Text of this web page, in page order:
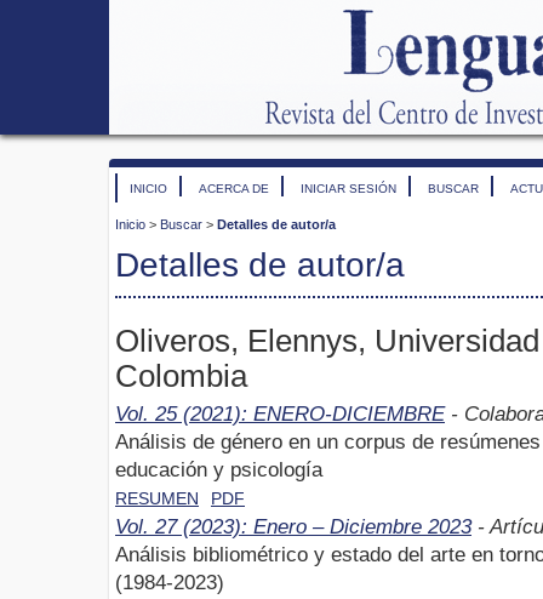
INICIO ACERCA DE INICIAR SESIÓN BUSCAR
Inicio > Buscar > Detalles de autor/a
Detalles de autor/a
Oliveros, Elennys,
Colombia
Vol. 25 (2021): ENERO-DICIEMBRE-
Análisis de género en un corpus de
educación y psicología
RESUMEN PDF
Vol. 27 (2023): Enero – Diciembre 2023-
Análisis bibliométrico y estado del arte en
(1984-2023)